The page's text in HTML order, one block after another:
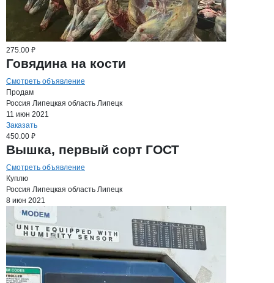
275.00 ₽
Говядина на кости
Смотреть объявление
Продам
Россия Липецкая область Липецк
11 июн 2021
Заказать
450.00 ₽
Вышка, первый сорт ГОСТ
Смотреть объявление
Куплю
Россия Липецкая область Липецк
8 июн 2021